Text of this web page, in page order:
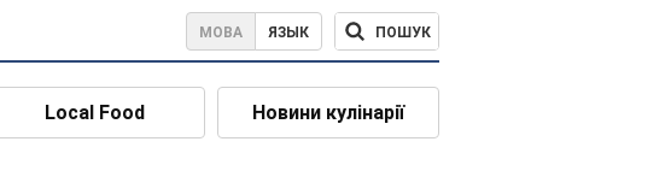
МОВА ЯЗЫК ПОШУК
Local Food Новини кулінарії